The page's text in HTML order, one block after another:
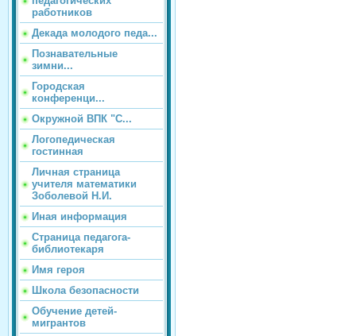
работников
Декада молодого педа...
Познавательные
зимни...
Городская
конференци...
Окружной ВПК "С...
Логопедическая
гостинная
Личная страница
учителя математики
Зоболевой Н.И.
Иная информация
Страница педагога-
библиотекаря
Имя героя
Школа безопасности
Обучение детей-
мигрантов